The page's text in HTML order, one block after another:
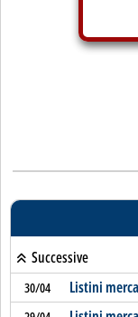
Successive
30/04 Listini